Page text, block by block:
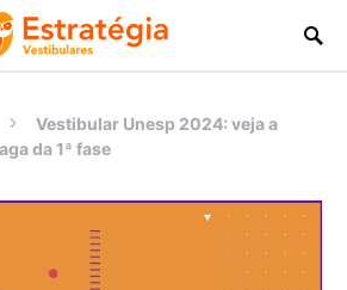
Vestibular Unesp 2024: veja a
da 1ª fase